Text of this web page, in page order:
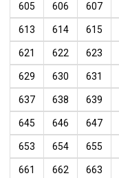
605 606 607
613 614 615
621 622 623
629 630 631
637 638 639
645 646 647
653 654 655
661 662 663